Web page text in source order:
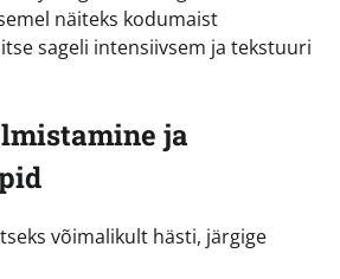
näiteks kodumaist
sageli intensiivsem ja tekstuuri
ja
võimalikult hästi, järgige